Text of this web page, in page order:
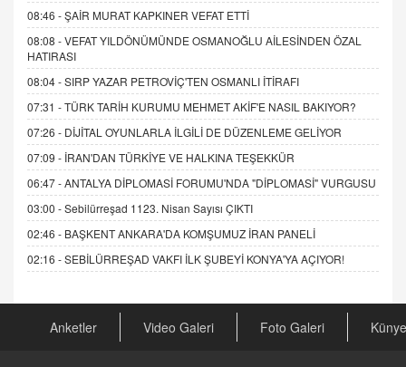
08:46 -ŞAİR MURAT KAPKINER VEFAT ETTİ
08:08 -VEFAT YILDÖNÜMÜNDE OSMANOĞLU AİLESİNDEN ÖZAL
HATIRASI
08:04 -SIRP YAZAR PETROVİÇ'TEN OSMANLI İTİRAFI
07:31 -TÜRK TARİH KURUMU MEHMET AKİF'E NASIL BAKIYOR?
07:26 - DİJİTAL OYUNLARLA İLGİLİ DE DÜZENLEME GELİYOR
07:09 - İRAN'DAN TÜRKİYE VE HALKINA TEŞEKKÜR
06:47 -ANTALYA DİPLOMASİ FORUMU'NDA "DİPLOMASİ" VURGUSU
03:00 -Sebilürreşad 1123. Nisan Sayısı ÇIKTI
02:46 - BAŞKENT ANKARA'DA KOMŞUMUZ İRAN PANELİ
02:16 -SEBİLÜRREŞAD VAKFI İLK ŞUBEYİ KONYA'YA AÇIYOR!
Anketler Video Galeri Foto Galeri Künye